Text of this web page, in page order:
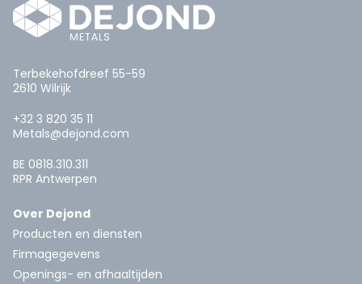
Terbekehofdreef 55-59
2610 Wilrijk
+32 3 820 35 11
Metals@dejond.com
BE 0818.310.311
RPR Antwerpen
Over Dejond
Producten en diensten
Firmagegevens
Openings- en afhaaltijden